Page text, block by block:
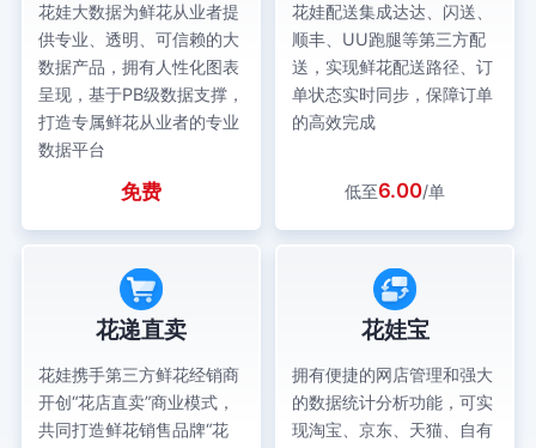
花娃大数据为鲜花从业者提
供专业、透明、可信赖的大
数据产品，拥有人性化图表
呈现，基于PB级数据支撑，
打造专属鲜花从业者的专业
数据平台
免费
花娃配送集成达达、闪送、
顺丰、UU跑腿等第三方配
送，实现鲜花配送路径、订
单状态实时同步，保障订单
的高效完成
低至6.00/单
花递直卖
花娃携手第三方鲜花经销商
开创“花店直卖”商业模式，
共同打造鲜花销售品牌“花
花娃宝
拥有便捷的网店管理和强大
的数据统计分析功能，可实
现淘宝、京东、天猫、自有